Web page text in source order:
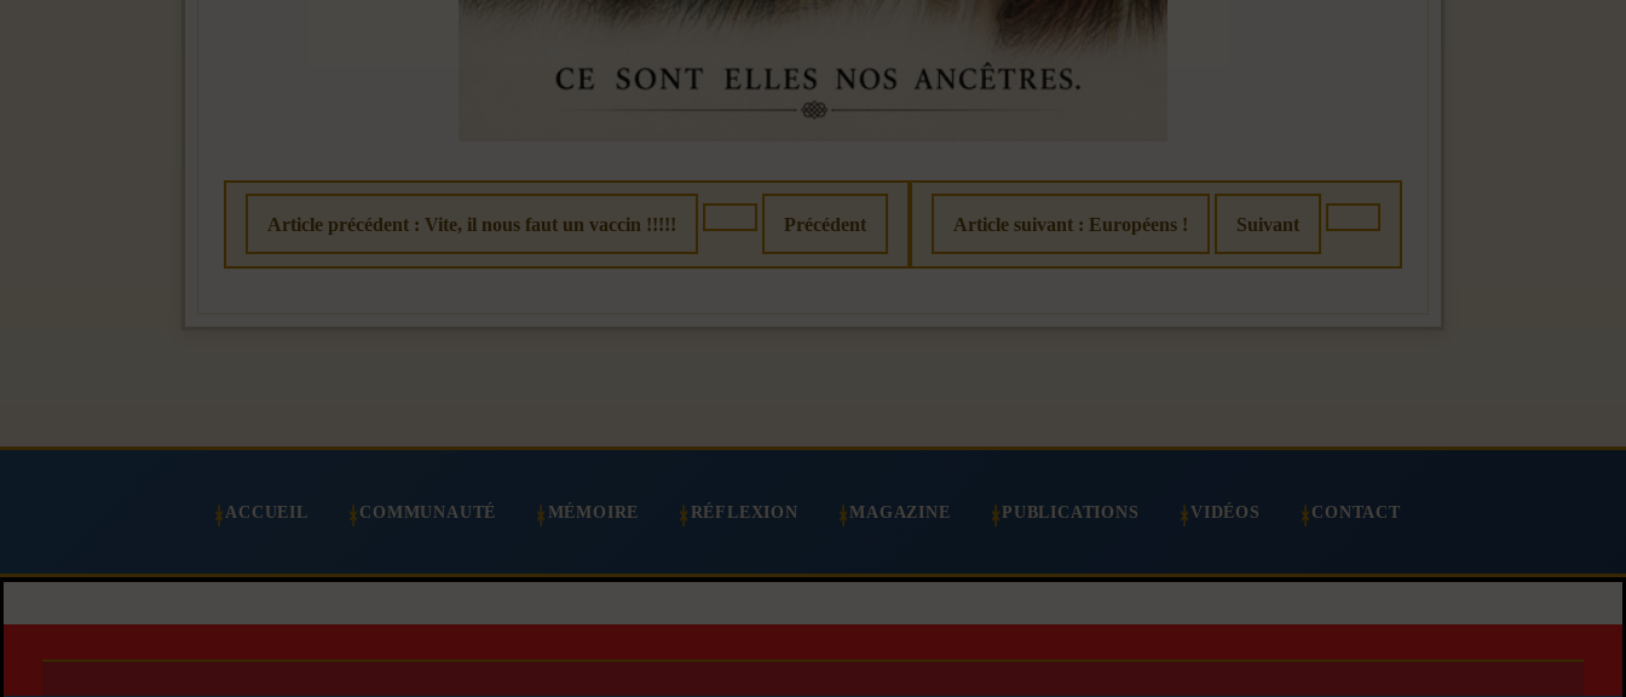
Article précédent : Vite, il nous faut un vaccin !!!!! Précédent Article suivant : Européens ! Suivant
ACCUEIL COMMUNAUTÉ MÉMOIRE RÉFLEXION MAGAZINE PUBLICATIONS VIDÉOS CONTACT